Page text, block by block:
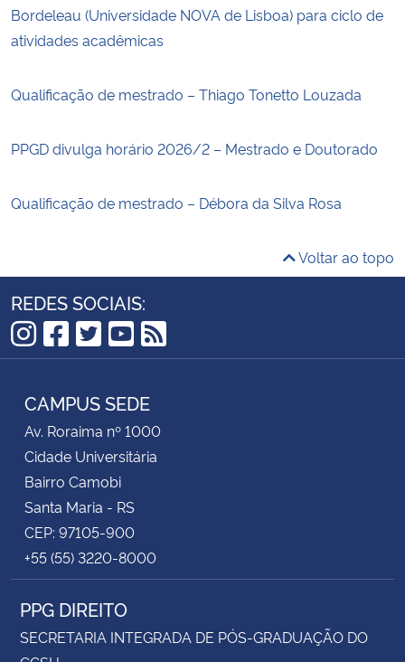
Bordeleau (Universidade NOVA de Lisboa) para ciclo de
atividades acadêmicas
Qualificação de mestrado – Thiago Tonetto Louzada
PPGD divulga horário 2026/2 – Mestrado e Doutorado
Qualificação de mestrado – Débora da Silva Rosa
Voltar ao topo
REDES SOCIAIS:
Instagram
Facebook
Twitter
YouTube
RSS
CAMPUS SEDE
Av. Roraima nº 1000
Cidade Universitária
Bairro Camobi
Santa Maria - RS
CEP: 97105-900
+55 (55) 3220-8000
PPG DIREITO
SECRETARIA INTEGRADA DE PÓS-GRADUAÇÃO DO